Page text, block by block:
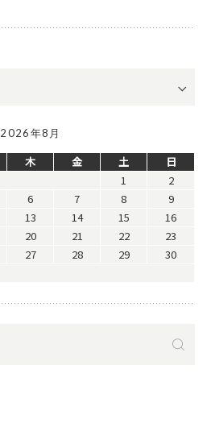
2026年8月
木 金 土
日
1
2
6 7 8
9
13 14 15
16
20 21 22
23
27 28 29
30